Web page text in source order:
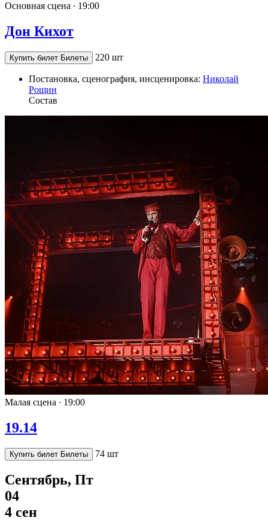
Основная сцена ∙ 19:00
Дон Кихот
Купить билет Билеты 220 шт
Постановка, сценография, инсценировка: Николай
Рощин
Состав
Малая сцена ∙ 19:00
19.14
Купить билет Билеты 74 шт
Сентябрь, Пт
04
4 сен